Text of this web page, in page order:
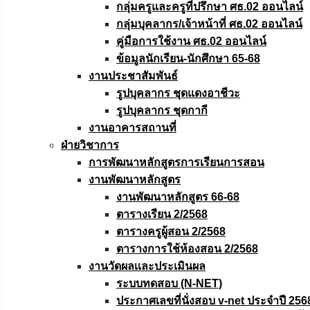
กลุ่มครูและครูที่ปรึกษา ศธ.02 ออนไลน์
กลุ่มบุคลากร/เจ้าหน้าที่ ศธ.02 ออนไลน์
คู่มือการใช้งาน ศธ.02 ออนไลน์
ข้อมูลนักเรียน-นักศึกษา 65-68
งานประชาสัมพันธ์
รูปบุคลากร ชุดแดงอาชีวะ
รูปบุคลากร ชุดกากี
งานอาคารสถานที่
ฝ่ายวิชาการ
การพัฒนาหลักสูตรการเรียนการสอน
งานพัฒนาหลักสูตร
งานพัฒนาหลักสูตร 66-68
ตารางเรียน 2/2568
ตารางครูผู้สอน 2/2568
ตารางการใช้ห้องสอน 2/2568
งานวัดผลเเละประเมินผล
ระบบทดสอบ (N-NET)
ประกาศเลขที่นั่งสอบ v-net ประจำปี